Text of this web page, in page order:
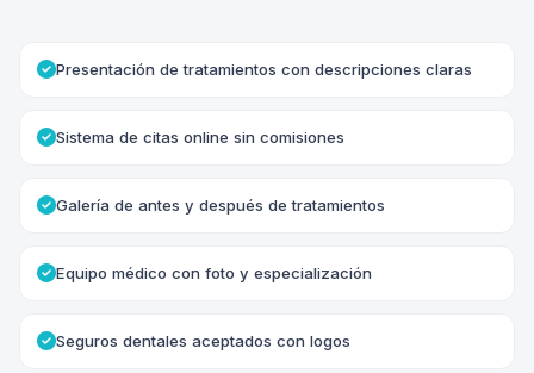
Presentación de tratamientos con descripciones claras
Sistema de citas online sin comisiones
Galería de antes y después de tratamientos
Equipo médico con foto y especialización
Seguros dentales aceptados con logos